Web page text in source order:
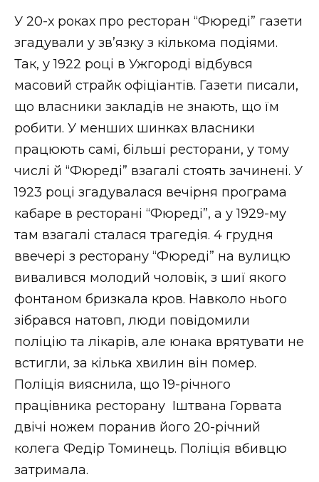
У 20-х роках про ресторан “Фюреді” газети
згадували у зв’язку з кількома подіями.
Так, у 1922 році в Ужгороді відбувся
масовий страйк офіціантів. Газети писали,
що власники закладів не знають, що їм
робити. У менших шинках власники
працюють самі, більші ресторани, у тому
числі й “Фюреді” взагалі стоять зачинені. У
1923 році згадувалася вечірня програма
кабаре в ресторані “Фюреді”, а у 1929-му
там взагалі сталася трагедія. 4 грудня
ввечері з ресторану “Фюреді” на вулицю
вивалився молодий чоловік, з шиї якого
фонтаном бризкала кров. Навколо нього
зібрався натовп, люди повідомили
поліцію та лікарів, але юнака врятувати не
встигли, за кілька хвилин він помер.
Поліція вияснила, що 19-річного
працівника ресторану Іштвана Горвата
двічі ножем поранив його 20-річний
колега Федір Томинець. Поліція вбивцю
затримала.